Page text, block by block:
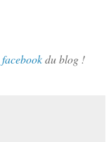
facebookdu blog !